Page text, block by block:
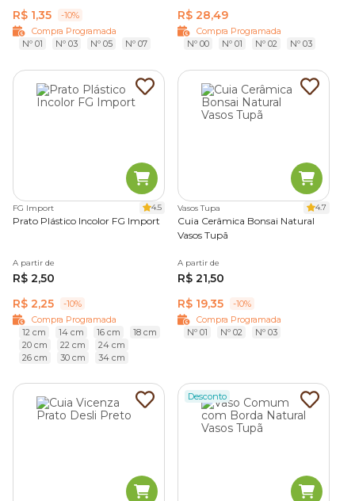
R$ 1,35
-10%
Compra Programada
Nº 01
Nº 03 Nº 05 Nº 07
R$ 28,49
Compra Programada
Nº 00
Nº 01 Nº 02 Nº 03
FG Import 4.5
Prato Plástico Incolor FG Import
A partir de
R$ 2,50
R$ 2,25
-10%
Compra Programada
12 cm
14 cm 16 cm
18 cm
20 cm
22 cm
24 cm
26 cm
30 cm 34 cm
Vasos Tupa 4.7
Cuia Cerâmica Bonsai Natural
Vasos Tupã
A partir de
R$ 21,50
R$ 19,35
-10%
Compra Programada
Nº 01
Nº 02 Nº 03
Desconto